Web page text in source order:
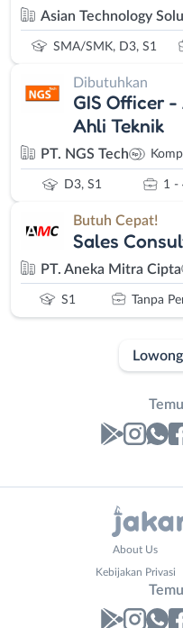
Asian Technology
SMA/SMK, D3, S1
Dibutuhkan
GIS Officer
Ahli Teknik
PT. NGS Tech
D3, S1 1 -
Butuh Cepat!
Sales
PT. Aneka Mitra Cipta
S1 Tanpa
About Us
Kebijakan Privasi